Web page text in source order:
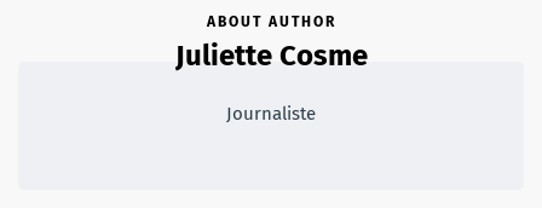
ABOUT AUTHOR
Juliette Cosme
Journaliste